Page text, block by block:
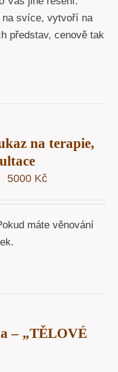
5000 Kč
na svíce, vytvoří na
představ, cenově tak
na terapie,
5000 KčRozpětí
až
máte věnování
– „TĚLOVÉ